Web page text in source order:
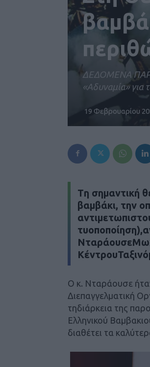
ΔΕΔΟΜΕΝΑ
«Αδυναμία» για
19 Φεβρουαρίου
Tη σημαντική
βαμβάκι, την
Ο κ. Νταράουσε
Διεπαγγελματική
τηδιάρκεια της
Ελληνικού
διαθέτει τα